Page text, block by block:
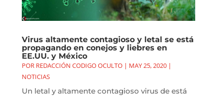
Virus altamente contagioso y letal se está
propagando en conejos y liebres en
EE.UU. y México
POR REDACCIÓN CODIGO OCULTO| MAY 25, 2020|
NOTICIAS
Un letal y altamente contagioso virus de está